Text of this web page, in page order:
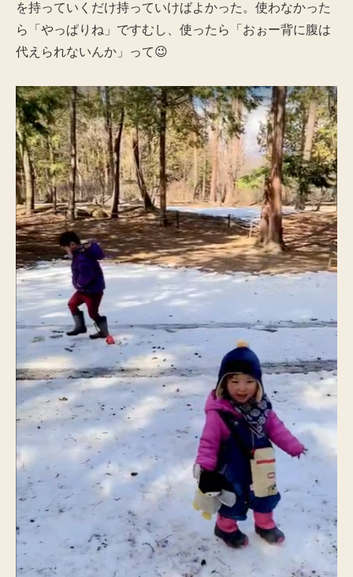
を持っていくだけ持っていけばよかった。使わなかった
ら「やっぱりね」ですむし、使ったら「おぉー背に腹は
代えられないんか」って😉